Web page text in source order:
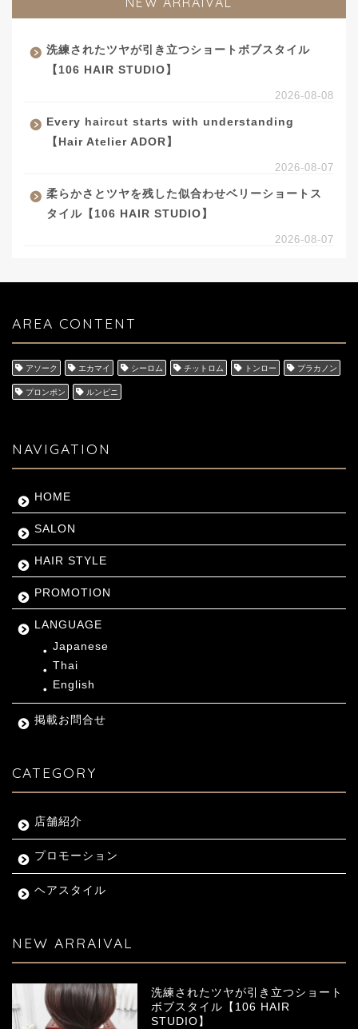
洗練されたツヤが引き立つショートボブスタイル
【106 HAIR STUDIO】
2026-08-08
Every haircut starts with understanding
【Hair Atelier ADOR】
2026-08-07
柔らかさとツヤを残した似合わせベリーショートス
タイル【106 HAIR STUDIO】
2026-08-07
AREA CONTENT
アソーク エカマイ シーロム チットロム トンロー プラカノン
プロンポン ルンピニ
NAVIGATION
HOME
SALON
HAIR STYLE
PROMOTION
LANGUAGE
Japanese
Thai
English
掲載お問合せ
CATEGORY
店舗紹介
プロモーション
ヘアスタイル
NEW ARRAIVAL
洗練されたツヤが引き立つショート
ボブスタイル【106 HAIR
STUDIO】